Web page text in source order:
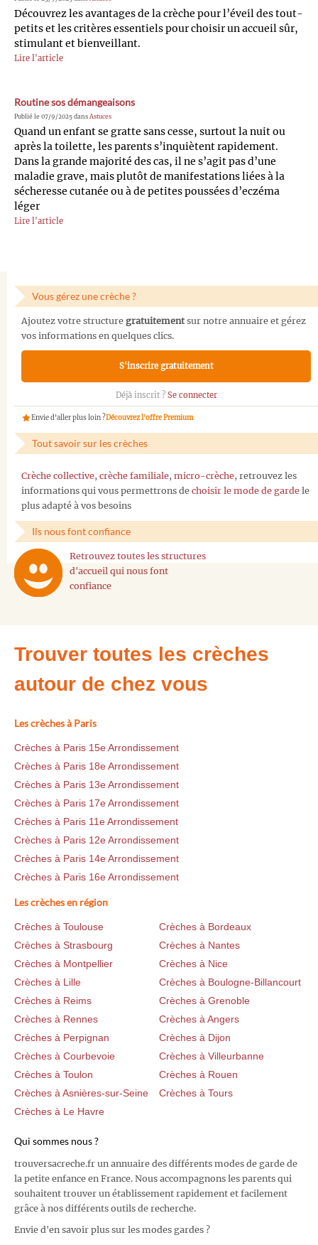
Découvrez les avantages de la crèche pour l’éveil des tout-
petits et les critères essentiels pour choisir un accueil sûr,
stimulant et bienveillant.
Lire l'article
Routine sos démangeaisons
Publié le 07/9/2025 dans Astuces
Quand un enfant se gratte sans cesse, surtout la nuit ou
après la toilette, les parents s’inquiètent rapidement.
Dans la grande majorité des cas, il ne s’agit pas d’une
maladie grave, mais plutôt de manifestations liées à la
sécheresse cutanée ou à de petites poussées d’eczéma
léger
Lire l'article
Vous gérez une crèche ?
Ajoutez votre structure gratuitementsur notre annuaire et gérez
vos informations en quelques clics.
S'inscrire gratuitement
Déjà inscrit ? Se connecter
Envie d'aller plus loin ?Découvrez l'offre Premium
Tout savoir sur les crèches
Crèche collective, crèche familiale, micro-crèche, retrouvez les
informations qui vous permettrons de choisir le mode de garde le
plus adapté à vos besoins
Ils nous font confiance
Retrouvez toutes les structures
d'accueil qui nous font
confiance
Trouver toutes les crèches
autour de chez vous
Les crèches à Paris
Crèches à Paris 15e Arrondissement
Crèches à Paris 18e Arrondissement
Crèches à Paris 13e Arrondissement
Crèches à Paris 17e Arrondissement
Crèches à Paris 11e Arrondissement
Crèches à Paris 12e Arrondissement
Crèches à Paris 14e Arrondissement
Crèches à Paris 16e Arrondissement
Les crèches en région
Crèches à Toulouse
Crèches à Bordeaux
Crèches à Strasbourg
Crèches à Nantes
Crèches à Montpellier
Crèches à Nice
Crèches à Lille
Crèches à Boulogne-Billancourt
Crèches à Reims
Crèches à Grenoble
Crèches à Rennes
Crèches à Angers
Crèches à Perpignan
Crèches à Dijon
Crèches à Courbevoie
Crèches à Villeurbanne
Crèches à Toulon
Crèches à Rouen
Crèches à Asnières-sur-Seine
Crèches à Tours
Crèches à Le Havre
Qui sommes nous ?
trouversacreche.fr un annuaire des différents modes de garde de
la petite enfance en France. Nous accompagnons les parents qui
souhaitent trouver un établissement rapidement et facilement
grâce à nos différents outils de recherche.
Envie d'en savoir plus sur les modes gardes ?